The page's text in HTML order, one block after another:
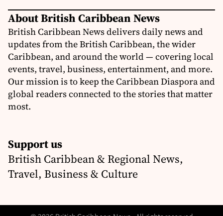
About British Caribbean News
British Caribbean News delivers daily news and
updates from the British Caribbean, the wider
Caribbean, and around the world — covering local
events, travel, business, entertainment, and more.
Our mission is to keep the Caribbean Diaspora and
global readers connected to the stories that matter
most.
Support us
British Caribbean & Regional News,
Travel, Business & Culture